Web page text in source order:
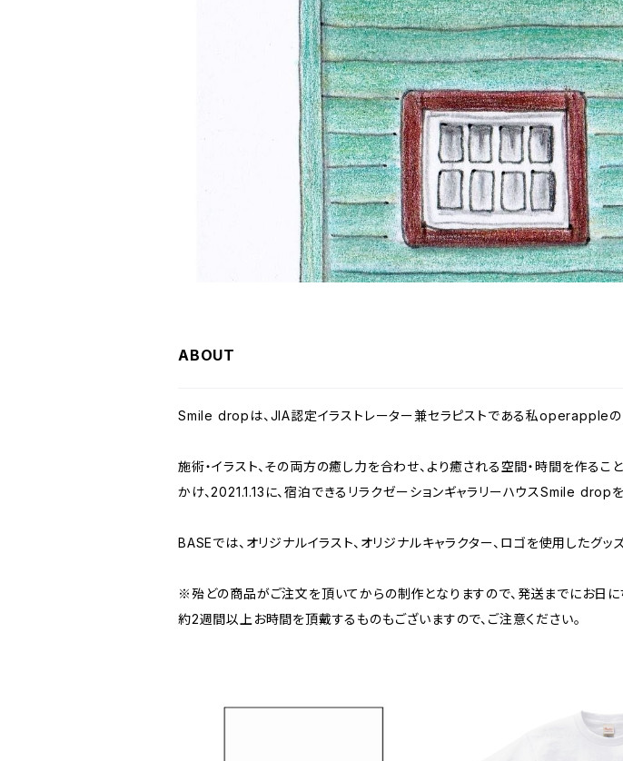
ABOUT
Smile dropは、JIA認定イラストレーター兼セラピストである私operappleの
施術・イラスト、その両方の癒し力を合わせ、より癒される空間・時間を作る
かけ、2021.1.13に、宿泊できるリラクゼーションギャラリーハウスSmile dropを
BASEでは、オリジナルイラスト、オリジナルキャラクター、ロゴを使用したグッ
※殆どの商品がご注文を頂いてからの制作となりますので、発送までにお日に
約2週間以上お時間を頂戴するものもございますので、ご注意ください。